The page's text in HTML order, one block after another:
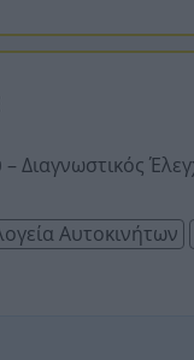
Διαγνωστικός
Αυτοκινήτων